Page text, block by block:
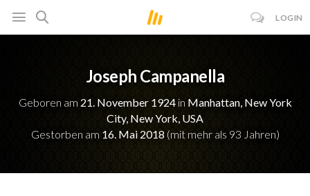
LOGIN
Joseph Campanella
Geboren am 21. November 1924in Manhattan, New York
City, New York, USA
Gestorben am 16. Mai 2018(mit mehr als 93 Jahren)